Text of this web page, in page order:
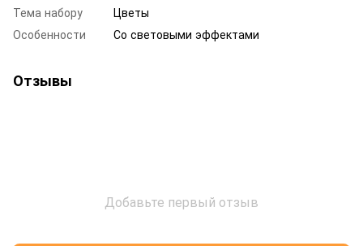
Тема набору
Цветы
Особенности
Со световыми эффектами
Отзывы
Добавьте первый отзыв